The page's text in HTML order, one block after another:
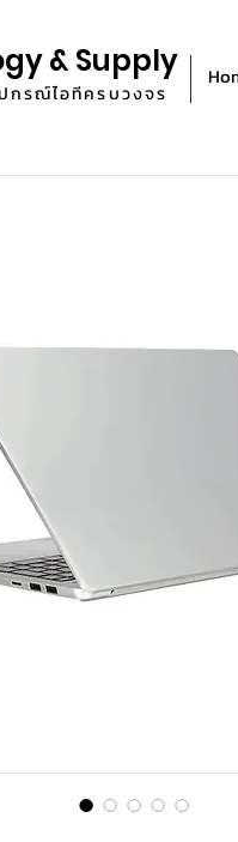
& Supply
กรณ์ไอทีครบวงจร